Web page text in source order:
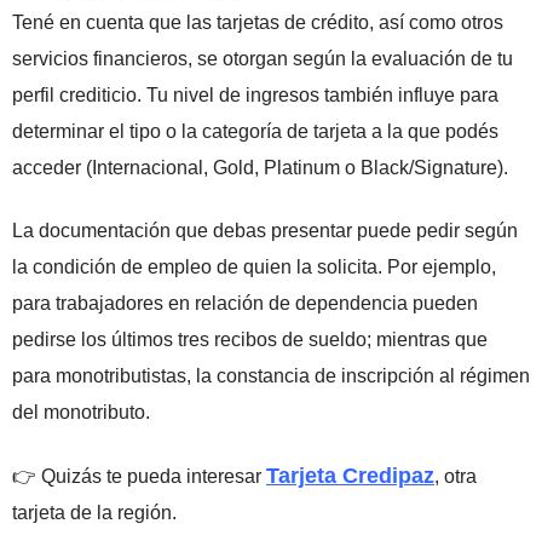
Tené en cuenta que las tarjetas de crédito, así como otros
servicios financieros, se otorgan según la evaluación de tu
perfil crediticio. Tu nivel de ingresos también influye para
determinar el tipo o la categoría de tarjeta a la que podés
acceder (Internacional, Gold, Platinum o Black/Signature).
La documentación que debas presentar puede pedir según
la condición de empleo de quien la solicita. Por ejemplo,
para trabajadores en relación de dependencia pueden
pedirse los últimos tres recibos de sueldo; mientras que
para monotributistas, la constancia de inscripción al régimen
del monotributo.
👉 Quizás te pueda interesar Tarjeta Credipaz, otra
tarjeta de la región.